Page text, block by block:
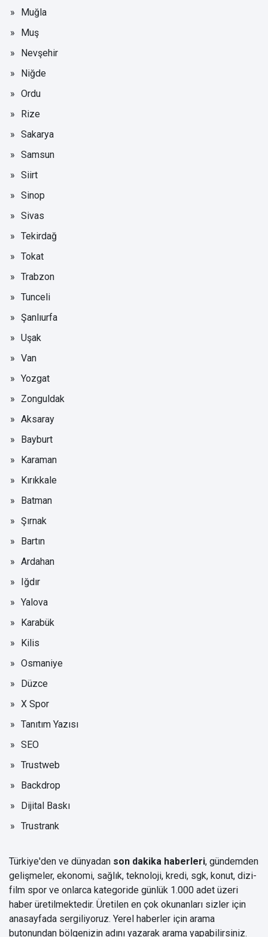
Muğla
Muş
Nevşehir
Niğde
Ordu
Rize
Sakarya
Samsun
Siirt
Sinop
Sivas
Tekirdağ
Tokat
Trabzon
Tunceli
Şanlıurfa
Uşak
Van
Yozgat
Zonguldak
Aksaray
Bayburt
Karaman
Kırıkkale
Batman
Şırnak
Bartın
Ardahan
Iğdır
Yalova
Karabük
Kilis
Osmaniye
Düzce
X Spor
Tanıtım Yazısı
SEO
Trustweb
Backdrop
Dijital Baskı
Trustrank
Türkiye'den ve dünyadan son dakika haberleri, gündemden
gelişmeler, ekonomi, sağlık, teknoloji, kredi, sgk, konut, dizi-
film spor ve onlarca kategoride günlük 1.000 adet üzeri
haber üretilmektedir. Üretilen en çok okunanları sizler için
anasayfada sergiliyoruz. Yerel haberler için arama
butonundan bölgenizin adını yazarak arama yapabilirsiniz.